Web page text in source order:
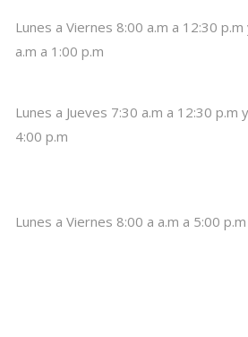
Lunes a Viernes 8:00 a.m a 12:30
a.m a 1:00 p.m
Lunes a Jueves 7:30 a.m a 12:30 p.m
4:00 p.m
Lunes a Viernes 8:00 a a.m a 5:00 p.m